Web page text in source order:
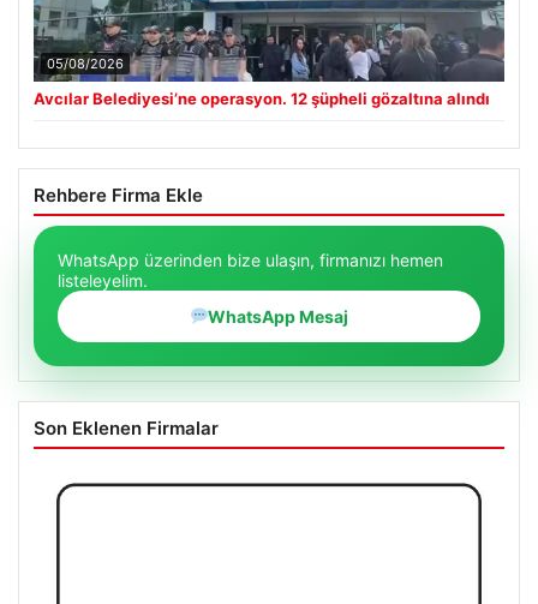
05/08/2026
Avcılar Belediyesi’ne operasyon. 12 şüpheli gözaltına alındı
Rehbere Firma Ekle
WhatsApp üzerinden bize ulaşın, firmanızı hemen
listeleyelim.
WhatsApp Mesaj
Son Eklenen Firmalar